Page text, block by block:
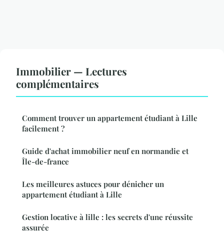
Immobilier — Lectures
complémentaires
Comment trouver un appartement étudiant à Lille
facilement ?
Guide d'achat immobilier neuf en normandie et
Île-de-france
Les meilleures astuces pour dénicher un
appartement étudiant à Lille
Gestion locative à lille : les secrets d'une réussite
assurée